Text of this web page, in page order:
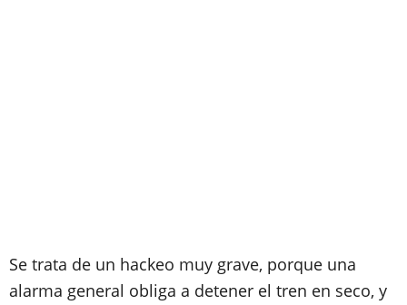
Se trata de un hackeo muy grave, porque una
alarma general obliga a detener el tren en seco, y